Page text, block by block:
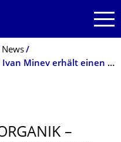
News
Neue Ära der Cyborganik – Prof. Ivan Minev erhält einen ERC Consolidator Grant
–